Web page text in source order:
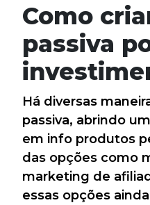
Como
passiva
Há diversas
passiva, abrindo
em info produtos
das opções como
marketing de
essas opções